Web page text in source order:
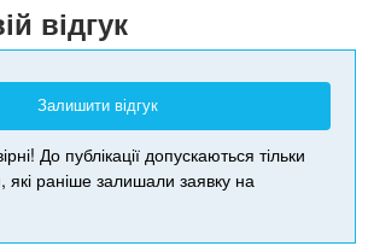
відгук
Залишити відгук
До публікації допускаються тільки
які раніше залишали заявку на